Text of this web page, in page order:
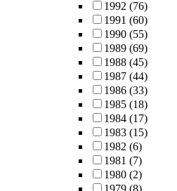
1992 (76)
1991 (60)
1990 (55)
1989 (69)
1988 (45)
1987 (44)
1986 (33)
1985 (18)
1984 (17)
1983 (15)
1982 (6)
1981 (7)
1980 (2)
1979 (8)